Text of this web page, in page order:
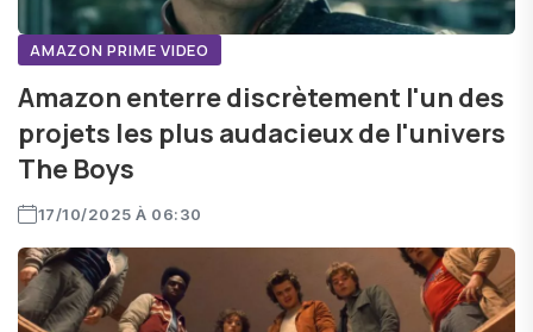
AMAZON PRIME VIDEO
Amazon enterre discrètement l'un des
projets les plus audacieux de l'univers
The Boys
17/10/2025 À 06:30